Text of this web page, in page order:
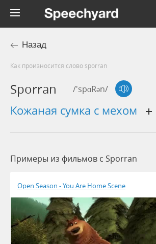
Назад
Как произносится слово sporran
Sporran /'spɑRən/
кожаная сумка с мехом
Примеры из фильмов c Sporran
Open Season - You Are Home Scene